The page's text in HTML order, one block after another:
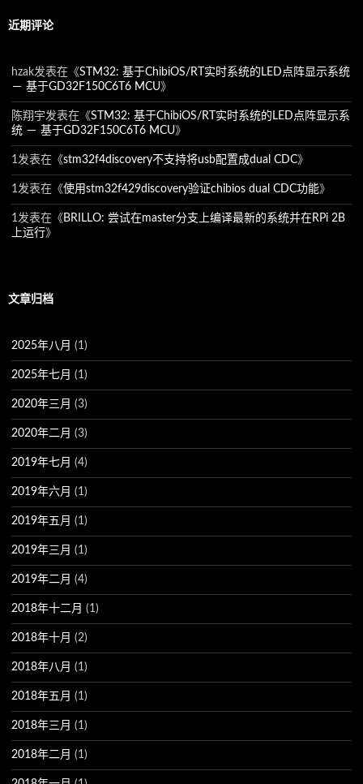
近期评论
hzak发表在《STM32: 基于ChibiOS/RT实时系统的LED点阵显示系统
－ 基于GD32F150C6T6 MCU》
陈翔宇发表在《STM32: 基于ChibiOS/RT实时系统的LED点阵显示系
统 － 基于GD32F150C6T6 MCU》
1发表在《stm32f4discovery不支持将usb配置成dual CDC》
1发表在《使用stm32f429discovery验证chibios dual CDC功能》
1发表在《 BRILLO: 尝试在master分支上编译最新的系统并在RPi 2B
上运行》
文章归档
2025年八月 (1)
2025年七月 (1)
2020年三月 (3)
2020年二月 (3)
2019年七月 (4)
2019年六月 (1)
2019年五月 (1)
2019年三月 (1)
2019年二月 (4)
2018年十二月 (1)
2018年十月 (2)
2018年八月 (1)
2018年五月 (1)
2018年三月 (1)
2018年二月 (1)